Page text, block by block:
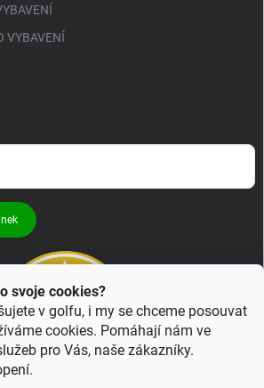
svoje cookies?
v golfu, i my se chceme posouvat
cookies. Pomáhají nám ve
pro Vás, naše zákazníky.
VYBAVENÍ